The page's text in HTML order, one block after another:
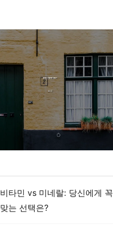
비타민 vs 미네랄: 당신에게 꼭
맞는 선택은?